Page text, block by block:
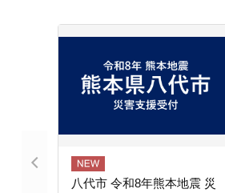
八代市 令和8年熊本地震 災